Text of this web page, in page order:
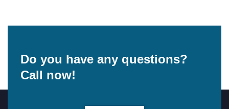
Do you have any questions?
Call now!